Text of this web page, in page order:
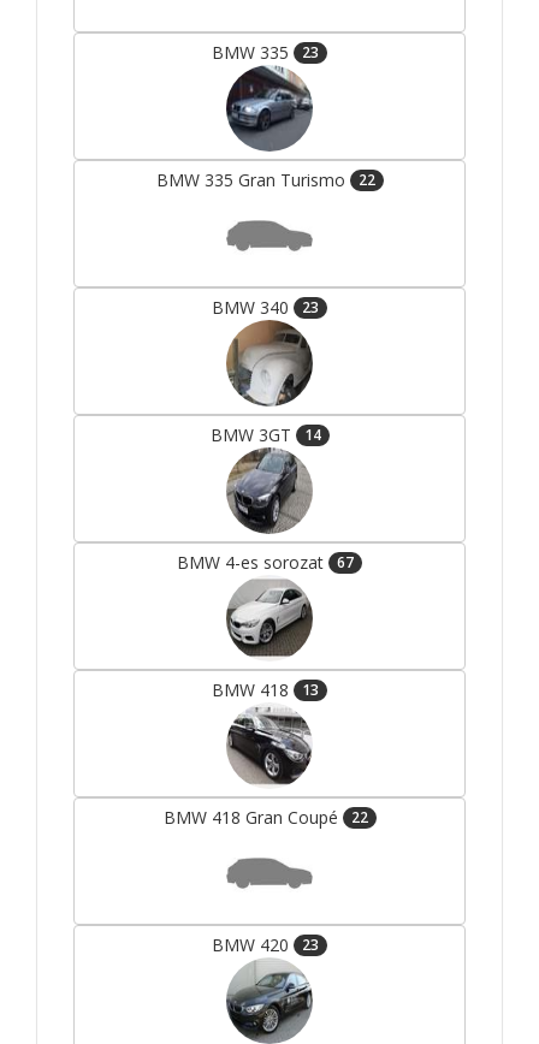
BMW 335 23
BMW 335 Gran Turismo 22
BMW 340 23
BMW 3GT 14
BMW 4-es sorozat 67
BMW 418 13
BMW 418 Gran Coupé 22
BMW 420 23